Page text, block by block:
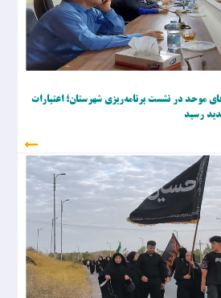
موحد در نشست برنامه‌ریزی شهرستان؛ اعتبارات
رسید